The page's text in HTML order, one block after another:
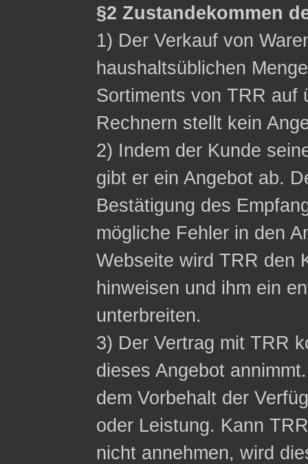
§2 Zustandekommen
1) Der Verkauf von
haushaltsüblichen
Sortiments von TRR auf
Rechnern stellt kein
2) Indem der Kunde
gibt er ein Angebot ab.
Bestätigung des
mögliche Fehler in den
Webseite wird TRR den
hinweisen und ihm ein
unterbreiten.
3) Der Vertrag mit TRR
dieses Angebot
dem Vorbehalt der
oder Leistung. Kann
nicht annehmen, wird